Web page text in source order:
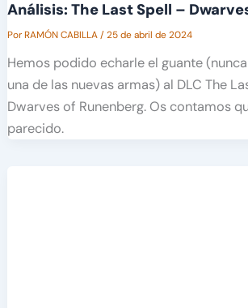
Análisis: The Last Spell –
PorRAMÓN CABILLA/25 de abril de 2024
Hemos podido echarle el guante
una de las nuevas armas) al DLC The
Dwarves of Runenberg. Os contamos
parecido.